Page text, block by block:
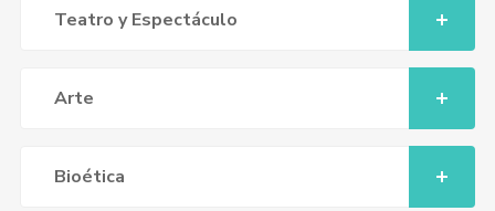
Teatro y Espectáculo
Arte
Bioética